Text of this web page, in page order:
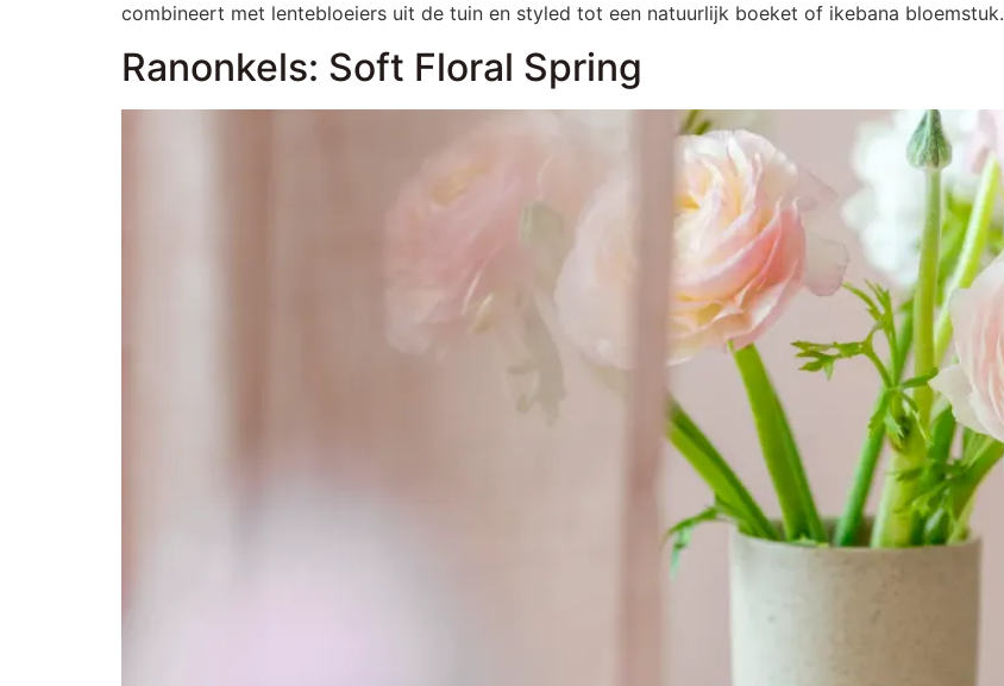
combineert met lentebloeiers uit de tuin en styled tot een natuurlijk boeket of ikebana bloemstuk.
Ranonkels: Soft Floral Spring